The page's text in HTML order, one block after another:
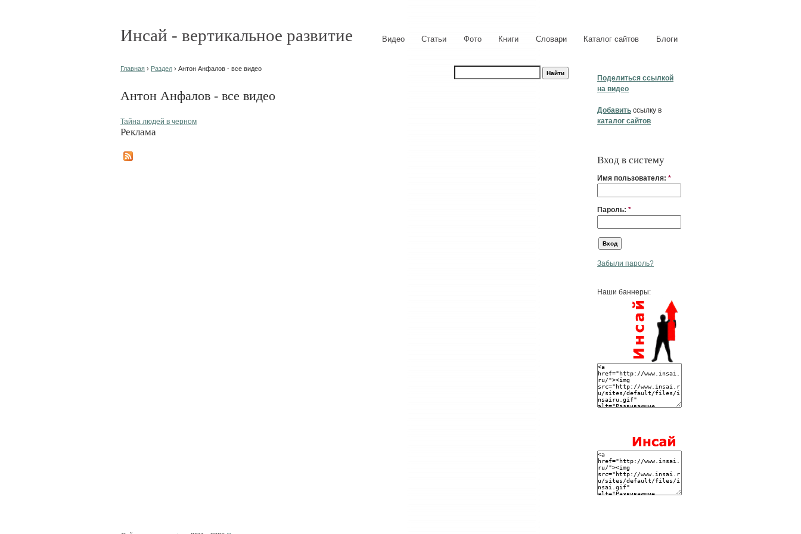
Инсай - вертикальное развитие Видео Статьи Фото Книги Словари Каталог сайтов Блоги
Поделиться ссылкой
на видео
Добавить ссылку в
каталог сайтов
Вход в систему
Имя пользователя: *
Пароль: *
Забыли пароль?
Наши баннеры:
Главная › Раздел › Антон Анфалов - все видео
Антон Анфалов - все видео
Тайна людей в черном
Реклама